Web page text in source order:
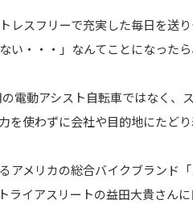
スフリーで充実した毎日を送り
い・・・」なんてことになった
電動アシスト自転車ではなく、
を使わずに会社や目的地にたど
アメリカの総合バイクブランド
ライアスリートの益田大貴さん